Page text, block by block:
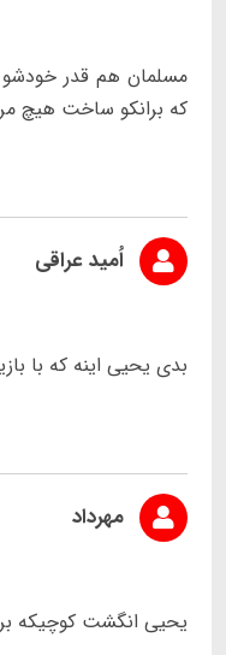
مسلمان هم قدر
که برانکو ساخت هیچ
اُمید عراقی
بدی یحیی اینه که با
مهرداد
یحیی انگشت کوچیکه